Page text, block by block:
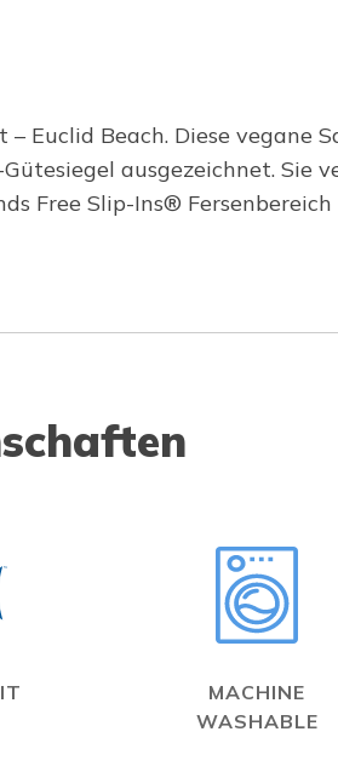
Euclid Beach. Diese vegane
ausgezeichnet. Sie
Free Slip-Ins®
MACHINE
WASHABLE